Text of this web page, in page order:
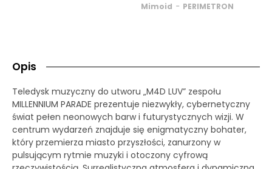
Mimoid - PERIMETRON
Opis
Teledysk muzyczny do utworu „M4D LUV” zespołu
MILLENNIUM PARADE prezentuje niezwykły, cybernetyczny
świat pełen neonowych barw i futurystycznych wizji. W
centrum wydarzeń znajduje się enigmatyczny bohater,
który przemierza miasto przyszłości, zanurzony w
pulsującym rytmie muzyki i otoczony cyfrową